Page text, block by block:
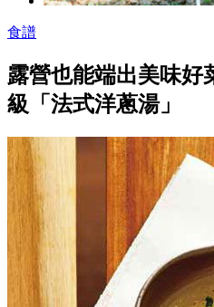
食譜
露營也能端出美味好
級「法式洋蔥湯」